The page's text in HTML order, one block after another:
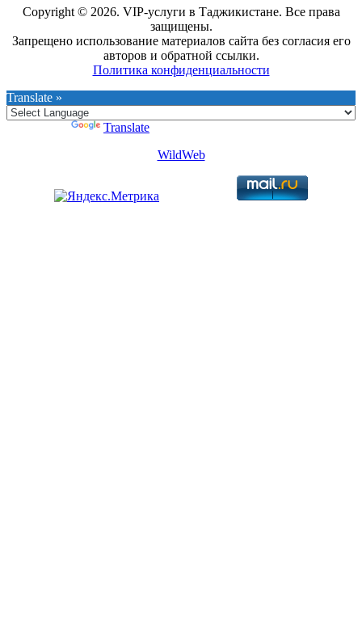
Copyright © 2026. VIP-услуги в Таджикистане. Все права
защищены.
Запрещено использование материалов сайта без согласия его
авторов и обратной ссылки.
Политика конфиденциальности
Translate »
Translate
WildWeb